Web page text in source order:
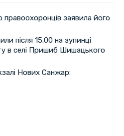
заявила його
після 15.00 на зупинці
в селі Пришиб Шишацького
Нових Санжар: